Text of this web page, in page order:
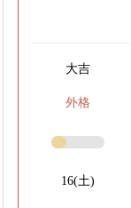
大吉
外格
16(土)